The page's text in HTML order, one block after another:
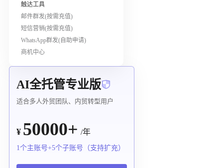
触达工具
邮件群发(按需充值)
短信营销(按需充值)
WhatsApp群发(自助申请)
商机中心
AI全托管专业版
适合多人外贸团队、内贸转型用户
¥ 50000+ /年
1个主账号+5个子账号（支持扩充）